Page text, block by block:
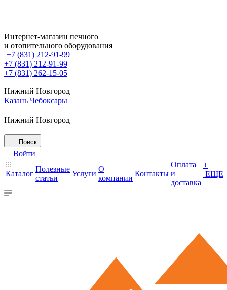
Интернет-магазин печного
и отопительного оборудования
+7 (831) 212-91-99
+7 (831) 212-91-99
+7 (831) 262-15-05
Нижний Новгород
Казань Чебоксары
Нижний Новгород
Поиск
Войти
Каталог
Полезные
статьи
Услуги
О
компании
Контакты
Оплата
и
доставка
+
ЕЩЕ